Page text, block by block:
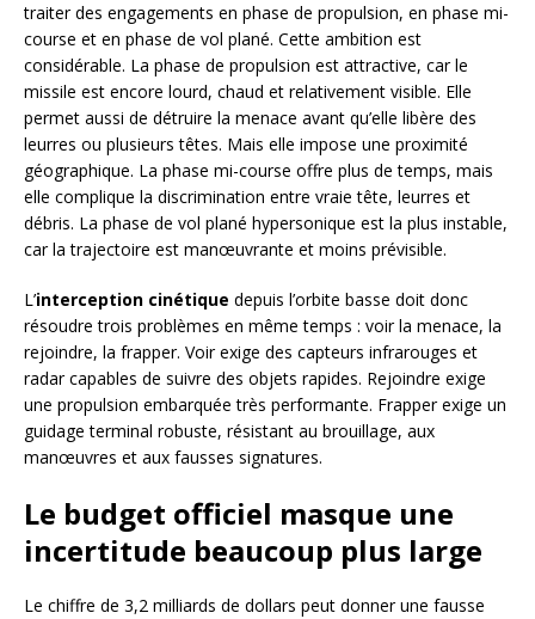
traiter des engagements en phase de propulsion, en phase mi-
course et en phase de vol plané. Cette ambition est
considérable. La phase de propulsion est attractive, car le
missile est encore lourd, chaud et relativement visible. Elle
permet aussi de détruire la menace avant qu’elle libère des
leurres ou plusieurs têtes. Mais elle impose une proximité
géographique. La phase mi-course offre plus de temps, mais
elle complique la discrimination entre vraie tête, leurres et
débris. La phase de vol plané hypersonique est la plus instable,
car la trajectoire est manœuvrante et moins prévisible.
L’interception cinétique depuis l’orbite basse doit donc
résoudre trois problèmes en même temps : voir la menace, la
rejoindre, la frapper. Voir exige des capteurs infrarouges et
radar capables de suivre des objets rapides. Rejoindre exige
une propulsion embarquée très performante. Frapper exige un
guidage terminal robuste, résistant au brouillage, aux
manœuvres et aux fausses signatures.
Le budget officiel masque une
incertitude beaucoup plus large
Le chiffre de 3,2 milliards de dollars peut donner une fausse